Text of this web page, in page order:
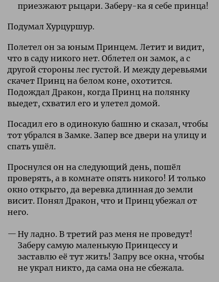
приезжают рыцари. Заберу-ка я себе принца!
Подумал Хурцуршур.
Полетел он за юным Принцем. Летит и видит,
что в саду никого нет. Облетел он замок, а с
другой стороны лес густой. И между деревьями
скачет Принц на белом коне, охотится.
Подождал Дракон, когда Принц на полянку
выедет, схватил его и улетел домой.
Посадил его в одинокую башню и сказал, чтобы
тот убрался в Замке. Запер все двери на улицу и
спать ушёл.
Проснулся он на следующий день, пошёл
проверять, а в комнате опять никого! И только
окно открыто, да веревка длинная до земли
висит. Понял Дракон, что и Принц убежал от
него.
Ну ладно. В третий раз меня не проведут!
Заберу самую маленькую Принцессу и
заставлю её тут жить! Запру все окна, чтобы
не украл никто, да сама она не сбежала.